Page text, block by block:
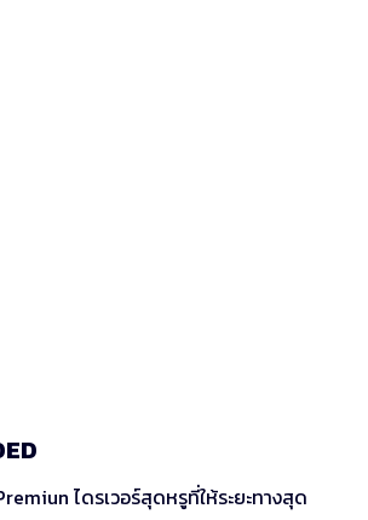
ไดรเวอร์สุดหรูที่ให้ระยะทางสุด